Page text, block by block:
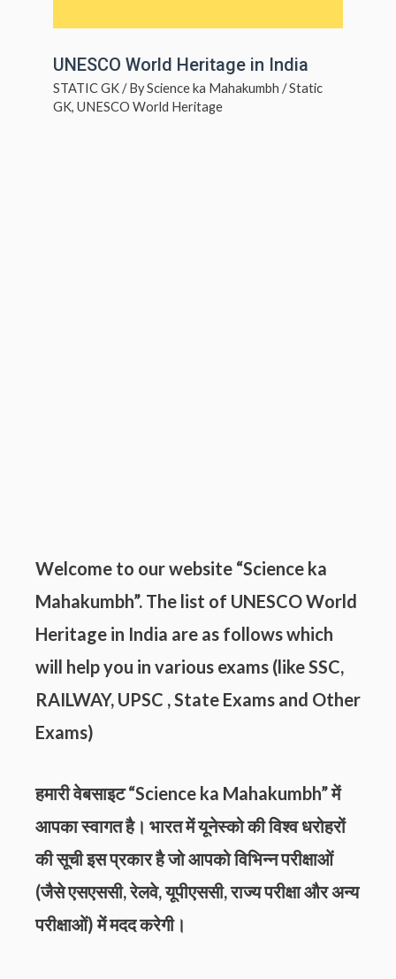
UNESCO World Heritage in India
STATIC GK/ ByScience ka Mahakumbh /Static
GK, UNESCO World Heritage
Welcome to our website “Science ka
Mahakumbh”. The list of UNESCO World
Heritage in India are as follows which
will help you in various exams (like SSC,
RAILWAY, UPSC , State Exams and Other
Exams)
हमारी वेबसाइट “Science ka Mahakumbh” में
आपका स्वागत है। भारत में यूनेस्को की विश्व धरोहरों
की सूची इस प्रकार है जो आपको विभिन्न परीक्षाओं
(जैसे एसएससी, रेलवे, यूपीएससी, राज्य परीक्षा और अन्य
परीक्षाओं) में मदद करेगी।